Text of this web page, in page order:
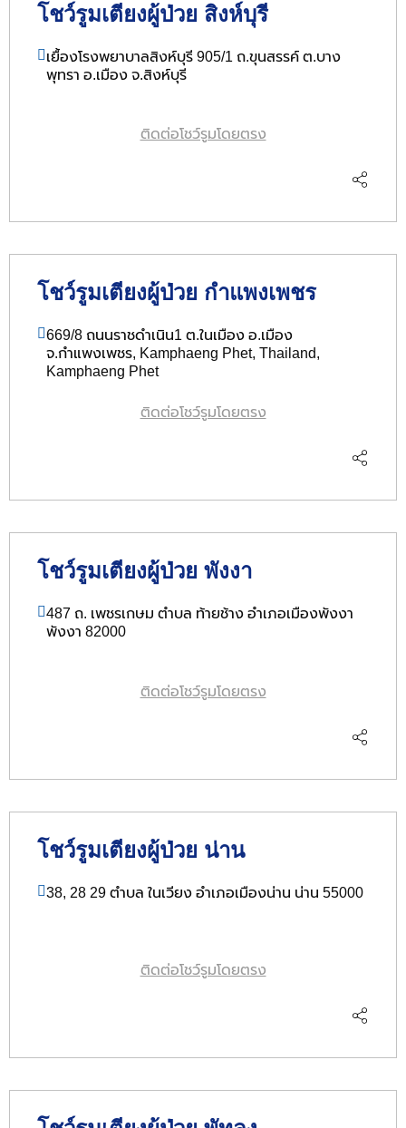
โชว์รูมเตียงผู้ป่วย สิงห์บุรี
เยื้องโรงพยาบาลสิงห์บุรี 905/1 ถ.ขุนสรรค์ ต.บาง
พุทรา อ.เมือง จ.สิงห์บุรี
ติดต่อโชว์รูมโดยตรง
โชว์รูมเตียงผู้ป่วย กำแพงเพชร
669/8 ถนนราชดำเนิน1 ต.ในเมือง อ.เมือง
จ.กำแพงเพชร, Kamphaeng Phet, Thailand,
Kamphaeng Phet
ติดต่อโชว์รูมโดยตรง
โชว์รูมเตียงผู้ป่วย พังงา
487 ถ. เพชรเกษม ตำบล ท้ายช้าง อำเภอเมืองพังงา
พังงา 82000
ติดต่อโชว์รูมโดยตรง
โชว์รูมเตียงผู้ป่วย น่าน
38, 28 29 ตำบล ในเวียง อำเภอเมืองน่าน น่าน 55000
ติดต่อโชว์รูมโดยตรง